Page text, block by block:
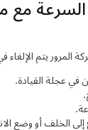
مع
يتم الإلغاء في
عجلة القيادة.
الخلف أو وضع